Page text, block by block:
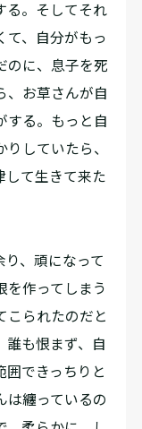
る。そしてそれ
て、自分がもっ
のに、息子を死
、お草さんが自
する。もっと自
していたら、
して生きて来た
、頑になって
を作ってしまう
こられたのだと
誰も恨まず、自
できっちりと
は纏っているの